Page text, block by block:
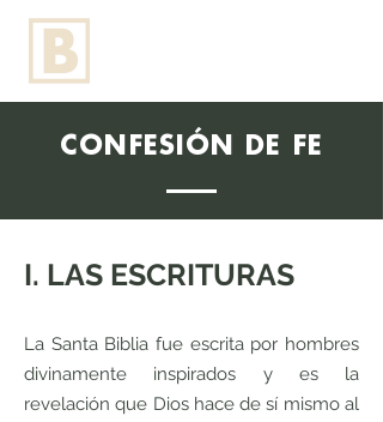
CONFESIÓN DE FE
I. LAS ESCRITURAS
La Santa Biblia fue escrita por hombres
divinamente inspirados y es la
revelación que Dios hace de sí mismo al